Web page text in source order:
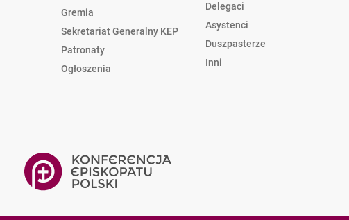
Gremia
Sekretariat Generalny KEP
Patronaty
Ogłoszenia
Delegaci
Asystenci
Duszpasterze
Inni